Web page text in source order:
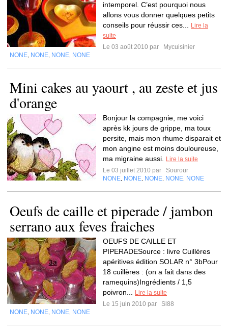
intemporel. C’est pourquoi nous
allons vous donner quelques petits
conseils pour réussir ces...
Lire la
suite
Le 03 août 2010 par
Mycuisinier
NONE NONE NONE NONE
Mini cakes au yaourt , au zeste et jus
d'orange
Bonjour la compagnie, me voici
après kk jours de grippe, ma toux
persite, mais mon rhume disparait et
mon angine est moins douloureuse,
ma migraine aussi.
Lire la suite
Le 03 juillet 2010 par
Sourour
NONE NONE NONE NONE NONE
Oeufs de caille et piperade / jambon
serrano aux feves fraiches
OEUFS DE CAILLE ET
PIPERADESource : livre Cuillères
apéritives édition SOLAR n° 3bPour
18 cuillères : (on a fait dans des
ramequins)Ingrédients / 1,5
poivron...
Lire la suite
Le 15 juin 2010 par
Sl88
NONE NONE NONE NONE